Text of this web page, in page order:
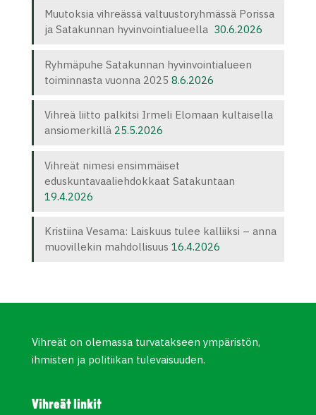
Muutoksia vihreässä valtuustoryhmässä Porissa
ja Satakunnan hyvinvointialueella 30.6.2026
Ryhmäpuhe Satakunnan hyvinvointialueen
toiminnasta vuonna 2025 8.6.2026
Vihreä liitto palkitsi Irmeli Elomaan kultaisella
ansiomerkillä 25.5.2026
Vihreät nimesi ensimmäiset
eduskuntavaaliehdokkaat Satakuntaan
19.4.2026
Kristiina Vesama: Laiskuus tulee kalliiksi – anna
muovillekin mahdollisuus 16.4.2026
Vihreät on olemassa turvatakseen ympäristön,
ihmisten ja politiikan tulevaisuuden.
Vihreät linkit